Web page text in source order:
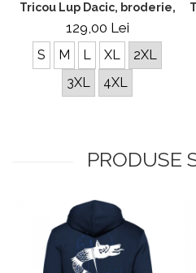
Tricou Lup Dacic, broderie,
129,00 Lei
S M L XL
2XL
3XL
4XL
PRODUSE